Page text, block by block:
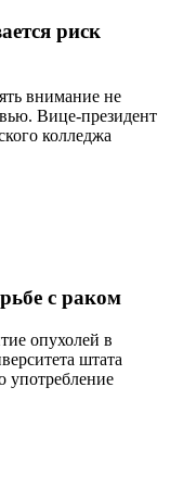
риск
внимание не
Вице-президент
колледжа
с раком
опухолей в
штата
употребление